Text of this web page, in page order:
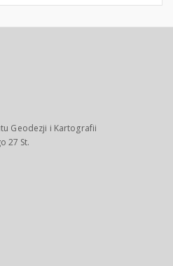
Geodezji i Kartografii
27 St.